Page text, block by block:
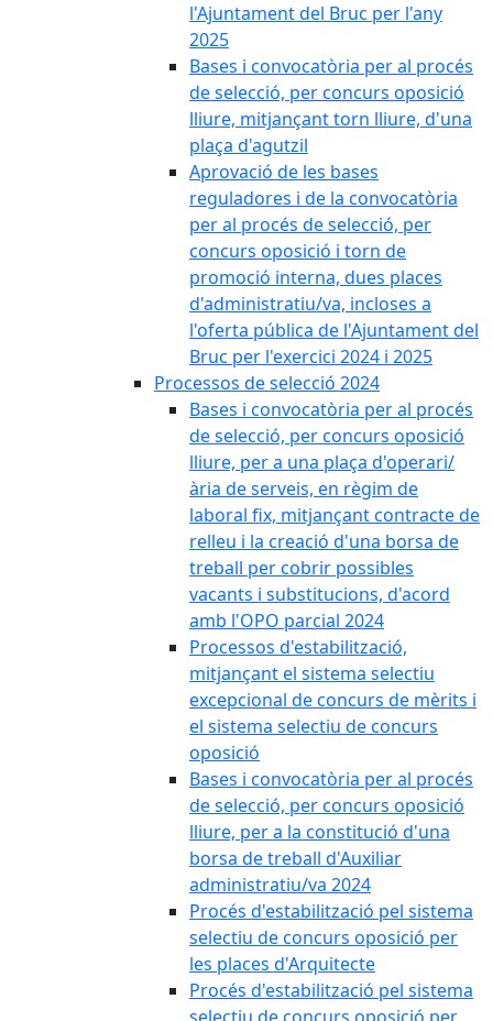
l'Ajuntament del Bruc per l'any
2025
Bases i convocatòria per al procés
de selecció, per concurs oposició
lliure, mitjançant torn lliure, d'una
plaça d'agutzil
Aprovació de les bases
reguladores i de la convocatòria
per al procés de selecció, per
concurs oposició i torn de
promoció interna, dues places
d'administratiu/va, incloses a
l'oferta pública de l'Ajuntament del
Bruc per l'exercici 2024 i 2025
Processos de selecció 2024
Bases i convocatòria per al procés
de selecció, per concurs oposició
lliure, per a una plaça d'operari/
ària de serveis, en règim de
laboral fix, mitjançant contracte de
relleu i la creació d'una borsa de
treball per cobrir possibles
vacants i substitucions, d'acord
amb l'OPO parcial 2024
Processos d'estabilització,
mitjançant el sistema selectiu
excepcional de concurs de mèrits i
el sistema selectiu de concurs
oposició
Bases i convocatòria per al procés
de selecció, per concurs oposició
lliure, per a la constitució d'una
borsa de treball d'Auxiliar
administratiu/va 2024
Procés d'estabilització pel sistema
selectiu de concurs oposició per
les places d'Arquitecte
Procés d'estabilització pel sistema